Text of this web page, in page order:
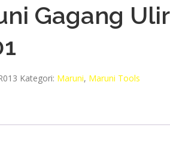
Gagang Ulir
Kategori: Maruni, Maruni Tools